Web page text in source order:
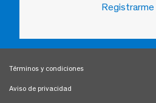
Registrarme
Términos y condiciones
Aviso de privacidad